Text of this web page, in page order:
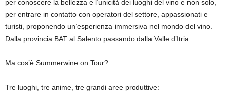
per conoscere la bellezza e l’unicità dei luoghi del vino e non solo,
per entrare in contatto con operatori del settore, appassionati e
turisti, proponendo un’esperienza immersiva nel mondo del vino.
Dalla provincia BAT al Salento passando dalla Valle d’Itria.
Ma cos’è Summerwine on Tour?
Tre luoghi, tre anime, tre grandi aree produttive: